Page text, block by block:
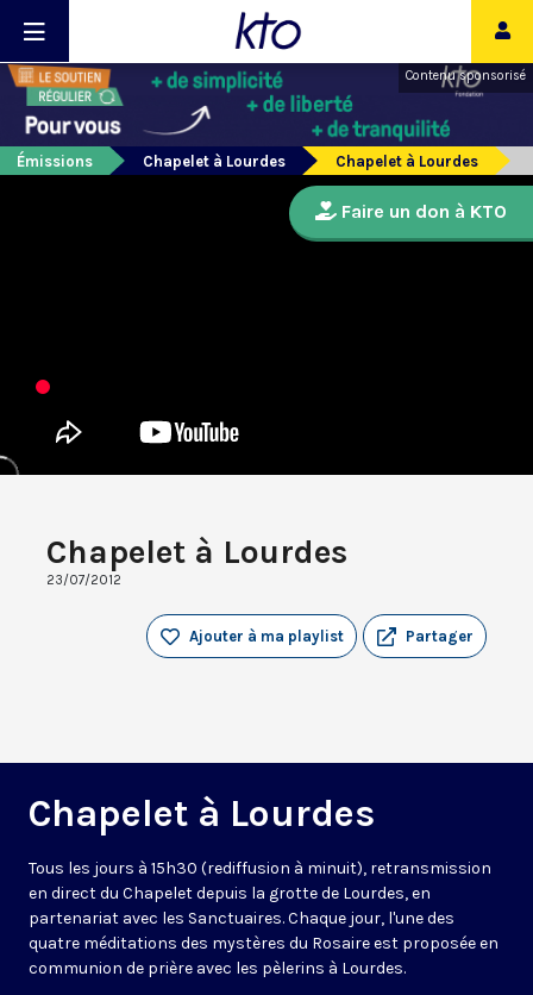
Contenu sponsorisé
Émissions Chapelet à Lourdes Chapelet à Lourdes
Chapelet à Lourdes
23/07/2012
Partager
Ajouter à ma playlist
Chapelet à Lourdes
Tous les jours à 15h30 (rediffusion à minuit), retransmission
en direct du Chapelet depuis la grotte de Lourdes, en
partenariat avec les Sanctuaires. Chaque jour, l'une des
quatre méditations des mystères du Rosaire est proposée en
communion de prière avec les pèlerins à Lourdes.
Faire un don à KTO